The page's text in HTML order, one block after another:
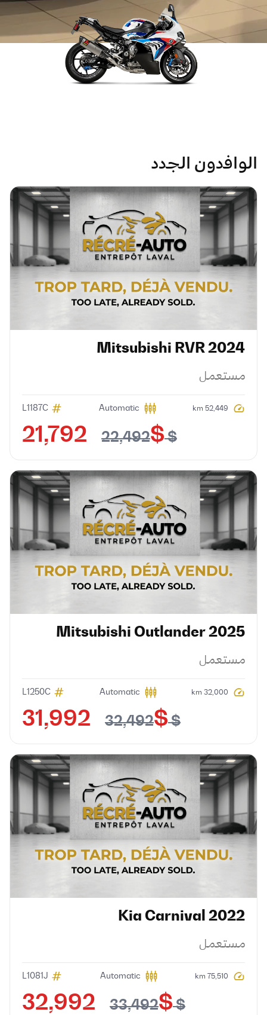
العربية
الوافدون الجدد
2024
Mitsubishi RVR
مستعمل
52,449 km
Automatic
L1187C
$ 22,492
$ 21,792
2025
Mitsubishi Outlander
مستعمل
32,000 km
Automatic
L1250C
$ 32,492
$ 31,992
2022
Kia Carnival
مستعمل
75,510 km
Automatic
L1081J
$ 33,492
$ 32,992